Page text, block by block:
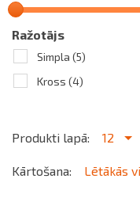
Ražotājs
Simpla (5)
Kross (4)
Produkti lapā: 12
Kārtošana: Lētākās